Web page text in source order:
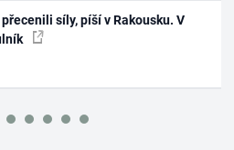
síly, píší v Rakousku. V